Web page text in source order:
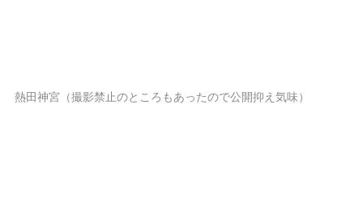
熱田神宮（撮影禁止のところもあったので公開抑え気味）